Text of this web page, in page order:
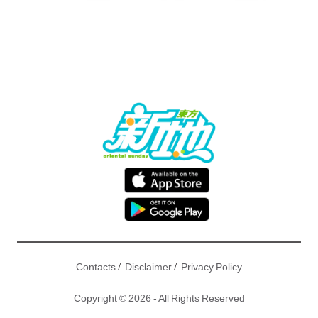
Contacts/ Disclaimer/ Privacy Policy
Copyright © 2026 - All Rights Reserved